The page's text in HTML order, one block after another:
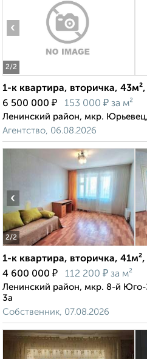
2/2
‹
1-к квартира, вторичка,
6 500 000 ₽ 153 000 ₽ за м²
Ленинский район, мкр.
Агентство, 06.08.2026
2/2
‹
1-к квартира, вторичка,
4 600 000 ₽ 112 200 ₽ за м²
Ленинский район, мкр. 8-й
3а
Собственник, 07.08.2026